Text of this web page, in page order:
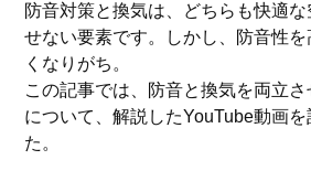
防音対策と換気は、どちらも快適
せない要素です。しかし、防音性
くなりがち。
この記事では、防音と換気を両立
について、解説したYouTube動画
た。